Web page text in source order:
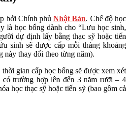
bởi Chính phủNhật Bản. Chế độ học
là học bổng dành cho “Lưu học sinh,
dự định lấy bằng thạc sỹ hoặc tiến
sinh sẽ được cấp mỗi tháng khoảng
này thay đổi theo từng năm).
gian cấp học bổng sẽ được xem xét
có trường hợp lên đến 3 năm rưỡi – 4
học thạc sỹ hoặc tiến sỹ (bao gồm cả